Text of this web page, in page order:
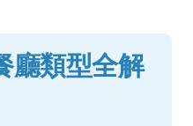
廳類型全解